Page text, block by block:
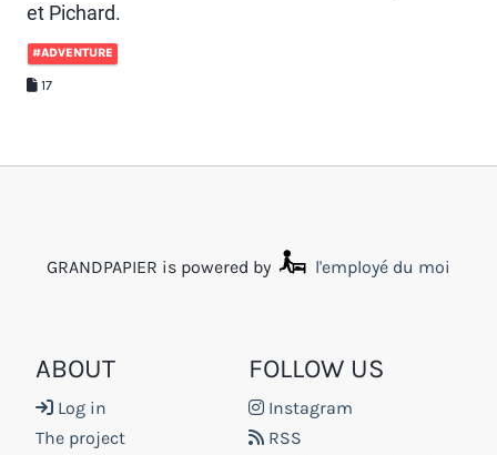
et Pichard.
#ADVENTURE
17
GRANDPAPIER is powered by l'employé du moi
ABOUT
Log in
The project
FOLLOW US
Instagram
RSS